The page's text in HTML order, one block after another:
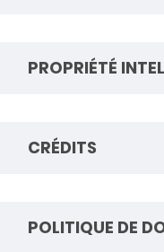
PROPRIÉTÉ
CRÉDITS
POLITIQUE DE